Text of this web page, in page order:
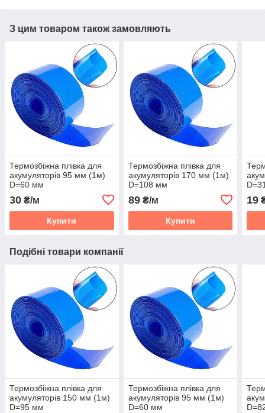
З цим товаром також замовляють
Термозбіжна плівка для
акумуляторів 95 мм (1м)
D=60 мм
30 ₴/м
Купити
Термозбіжна плівка для
акумуляторів 170 мм (1м)
D=108 мм
89₴/м
Купити
19
Подібні товари компанії
Термозбіжна плівка для
акумуляторів 150 мм (1м)
D=95 мм
Термозбіжна плівка для
акумуляторів 95 мм (1м)
D=60 мм